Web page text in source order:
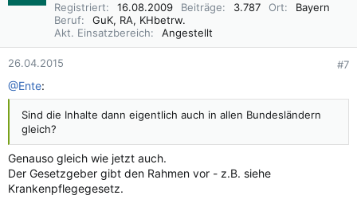
Registriert
16.08.2009 Beiträge 3.787 Ort
Bayern
Beruf
GuK, RA, KHbetrw.
Akt. Einsatzbereich
Angestellt
26.04.2015 #7
@Ente:
Sind die Inhalte dann eigentlich auch in allen Bundesländern
gleich?
Genauso gleich wie jetzt auch.
Der Gesetzgeber gibt den Rahmen vor - z.B. siehe
Krankenpflegegesetz.